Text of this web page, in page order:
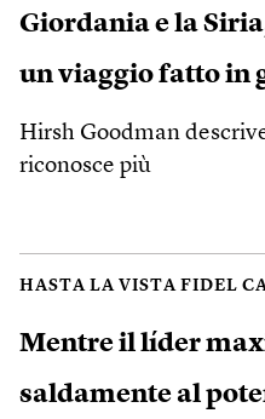
Giordania e la
un viaggio fatto in
Hirsh Goodman
riconosce più
HASTA LA VISTA FIDEL
Mentre il líder
saldamente al